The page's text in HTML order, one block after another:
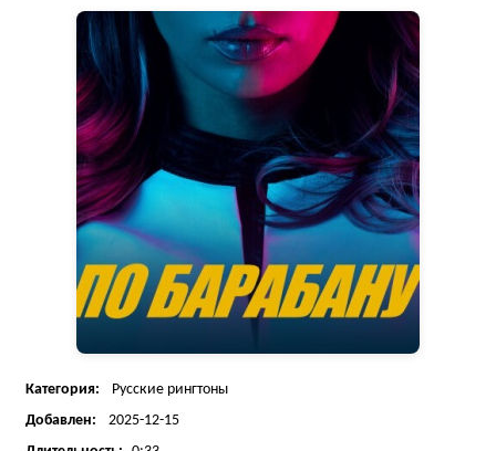
Категория:
Русские рингтоны
Добавлен:
2025-12-15